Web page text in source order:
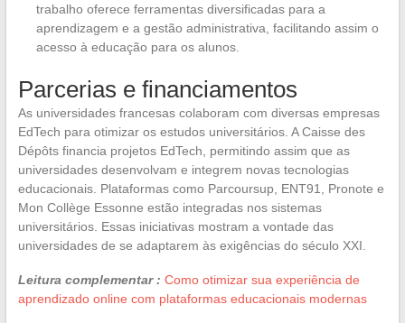
trabalho oferece ferramentas diversificadas para a
aprendizagem e a gestão administrativa, facilitando assim o
acesso à educação para os alunos.
Parcerias e financiamentos
As universidades francesas colaboram com diversas empresas
EdTech para otimizar os estudos universitários. A Caisse des
Dépôts financia projetos EdTech, permitindo assim que as
universidades desenvolvam e integrem novas tecnologias
educacionais. Plataformas como Parcoursup, ENT91, Pronote e
Mon Collège Essonne estão integradas nos sistemas
universitários. Essas iniciativas mostram a vontade das
universidades de se adaptarem às exigências do século XXI.
Leitura complementar : Como otimizar sua experiência de
aprendizado online com plataformas educacionais modernas